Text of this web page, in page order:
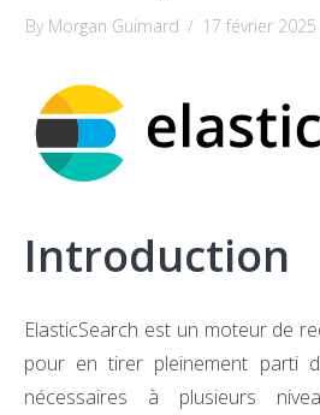
By Morgan Guimard / 17 février 2025
Introduction
ElasticSearch est un moteur de
pour en tirer pleinement parti
nécessaires à plusieurs